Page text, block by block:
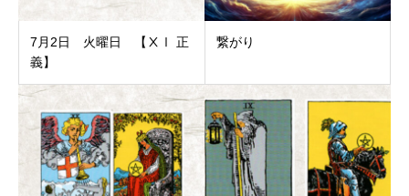
7月2日 火曜日 【ⅩⅠ 正
義】
繋がり